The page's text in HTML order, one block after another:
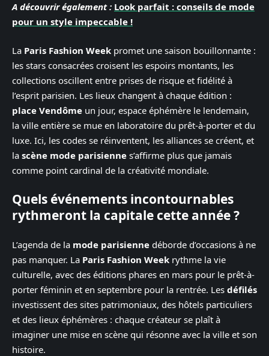
A découvrir également : Look parfait : conseils de mode
pour un style impeccable !
La Paris Fashion Week promet une saison bouillonnante :
les stars consacrées croisent les espoirs montants, les
collections oscillent entre prises de risque et fidélité à
l’esprit parisien. Les lieux changent à chaque édition :
place Vendôme un jour, espace éphémère le lendemain,
la ville entière se mue en laboratoire du prêt-à-porter et du
luxe. Ici, les codes se réinventent, les alliances se créent, et
la scène mode parisienne s’affirme plus que jamais
comme point cardinal de la créativité mondiale.
Quels événements incontournables
rythmeront la capitale cette année ?
L’agenda de la mode parisienne déborde d’occasions à ne
pas manquer. La Paris Fashion Week rythme la vie
culturelle, avec des éditions phares en mars pour le prêt-à-
porter féminin et en septembre pour la rentrée. Les défilés
investissent des sites patrimoniaux, des hôtels particuliers
et des lieux éphémères : chaque créateur se plaît à
imaginer une mise en scène qui résonne avec la ville et son
histoire.